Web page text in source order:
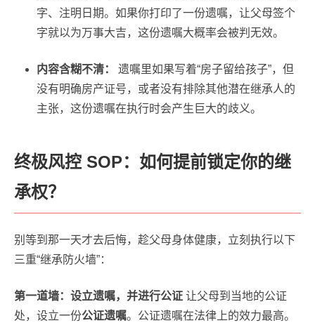
字、注明日期。如果你打印了一份遗嘱，让父母签个
字就以为万事大吉，这份遗嘱大概率会被判无效。
内容含糊不清：
遗嘱里如果写着“房子留给孩子”，但
没有明确房产证号，或者没有排除其他潜在继承人的
主张，这份遗嘱在执行时会产生巨大的歧义。
终极风控 SOP：如何提前锁定你的继
承权？
别等到那一天才去后悔，趁父母身体健康，立刻执行以下
三重“继承防火墙”：
第一道墙：设立遗嘱，并进行公证 让父母到当地的公证
处，设立一份公证遗嘱。公证遗嘱在法律上的效力最高。